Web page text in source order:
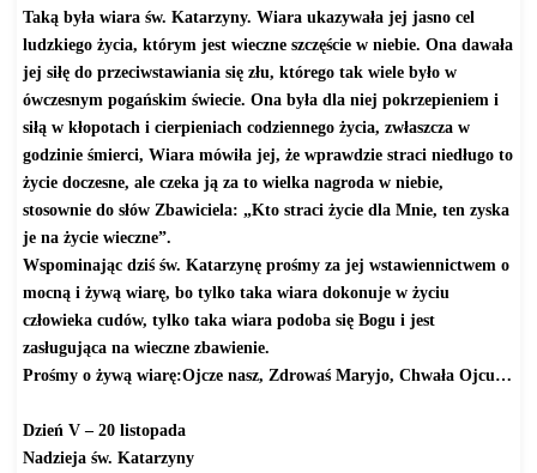
Taką była wiara św. Katarzyny. Wiara ukazywała jej jasno cel
ludzkiego życia, którym jest wieczne szczęście w niebie. Ona dawała
jej siłę do przeciwstawiania się złu, którego tak wiele było w
ówczesnym pogańskim świecie. Ona była dla niej pokrzepieniem i
siłą w kłopotach i cierpieniach codziennego życia, zwłaszcza w
godzinie śmierci, Wiara mówiła jej, że wprawdzie straci niedługo to
życie doczesne, ale czeka ją za to wielka nagroda w niebie,
stosownie do słów Zbawiciela: „Kto straci życie dla Mnie, ten zyska
je na życie wieczne”.
Wspominając dziś św. Katarzynę prośmy za jej wstawiennictwem o
mocną i żywą wiarę, bo tylko taka wiara dokonuje w życiu
człowieka cudów, tylko taka wiara podoba się Bogu i jest
zasługująca na wieczne zbawienie.
Prośmy o żywą wiarę:Ojcze nasz, Zdrowaś Maryjo, Chwała Ojcu…
Dzień V – 20 listopada
Nadzieja św. Katarzyny